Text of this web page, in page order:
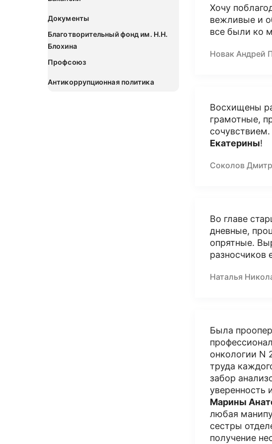
Документы
Благотворительный фонд им. Н.Н.
Блохина
Профсоюз
Антикоррупционная политика
Хочу
вежливые и
все были ко
Новак Андрей
Восхищены
грамотные,
Екатерины!
Соколов
Во главе
дневные,
опрятные.
Наталья
Была
онкологии N
труда
забор
уверенность
Марины
любая
сестры
получение